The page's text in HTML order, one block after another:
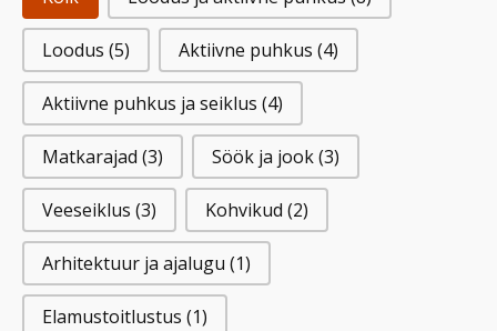
Loodus (5) Aktiivne puhkus (4)
Aktiivne puhkus ja seiklus (4)
Matkarajad (3) Söök ja jook(3)
Veeseiklus (3) Kohvikud (2)
Arhitektuur ja ajalugu (1)
Elamustoitlustus (1)